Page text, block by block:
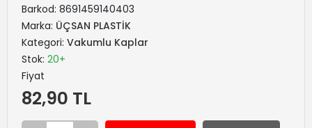
Barkod: 8691459140403
Marka: ÜÇSAN PLASTİK
Kategori: Vakumlu Kaplar
Stok: 20+
Fiyat
82,90 TL